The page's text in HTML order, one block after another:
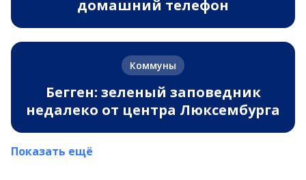
домашний телефон
Коммуны
Бегген: зеленый заповедник
недалеко от центра Люксембурга
Показать ещё